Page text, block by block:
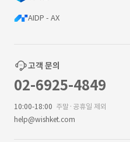
AIDP - AX
고객 문의
02-6925-4849
10:00-18:00 주말·공휴일 제외
help@wishket.com